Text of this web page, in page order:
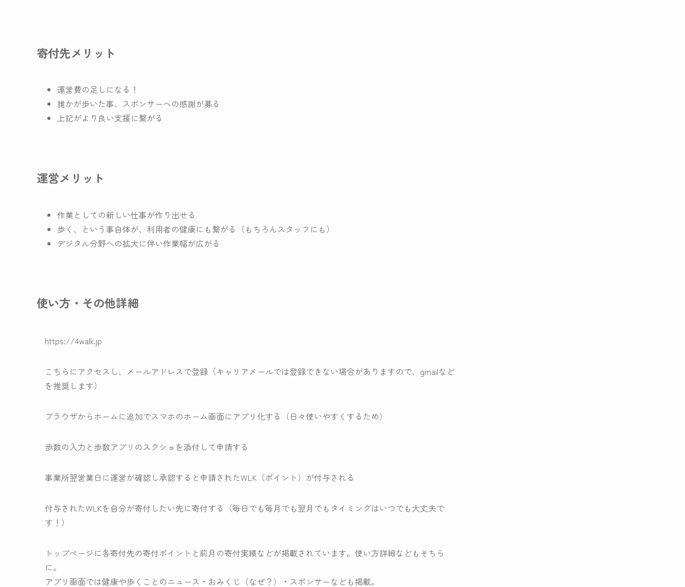
寄付先メリット
運営費の足しになる！
誰かが歩いた事、スポンサーへの感謝が募る
上記がより良い支援に繋がる
運営メリット
作業としての新しい仕事が作り出せる
歩く、という事自体が、利用者の健康にも繋がる（もちろんスタッフにも）
デジタル分野への拡大に伴い作業幅が広がる
使い方・その他詳細
https://4walk.jp
こちらにアクセスし、メールアドレスで登録（キャリアメールでは登録できない場合がありますので、gmailなど
を推奨します）
ブラウザからホームに追加でスマホのホーム画面にアプリ化する（日々使いやすくするため）
歩数の入力と歩数アプリのスクショを添付して申請する
事業所翌営業日に運営が確認し承認すると申請されたWLK（ポイント）が付与される
付与されたWLKを自分が寄付したい先に寄付する（毎日でも毎月でも翌月でもタイミングはいつでも大丈夫で
す！）
トップページに各寄付先の寄付ポイントと前月の寄付実績などが掲載されています。使い方詳細などもそちら
に。
アプリ画面では健康や歩くことのニュース・おみくじ（なぜ？）・スポンサーなども掲載。